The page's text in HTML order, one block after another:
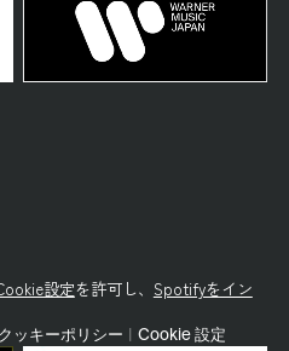
設定を許可し、 Spotifyをイン
クッキーポリシー Cookie 設定